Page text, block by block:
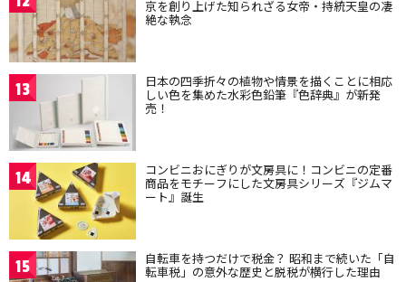
京を創り上げた知られざる女帝・持統天皇の凄
絶な執念
13 日本の四季折々の植物や情景を描くことに相応
しい色を集めた水彩色鉛筆『色辞典』が新発
売！
14 コンビニおにぎりが文房具に！コンビニの定番
商品をモチーフにした文房具シリーズ『ジムマ
ート』誕生
15 自転車を持つだけで税金？ 昭和まで続いた「自
転車税」の意外な歴史と脱税が横行した理由